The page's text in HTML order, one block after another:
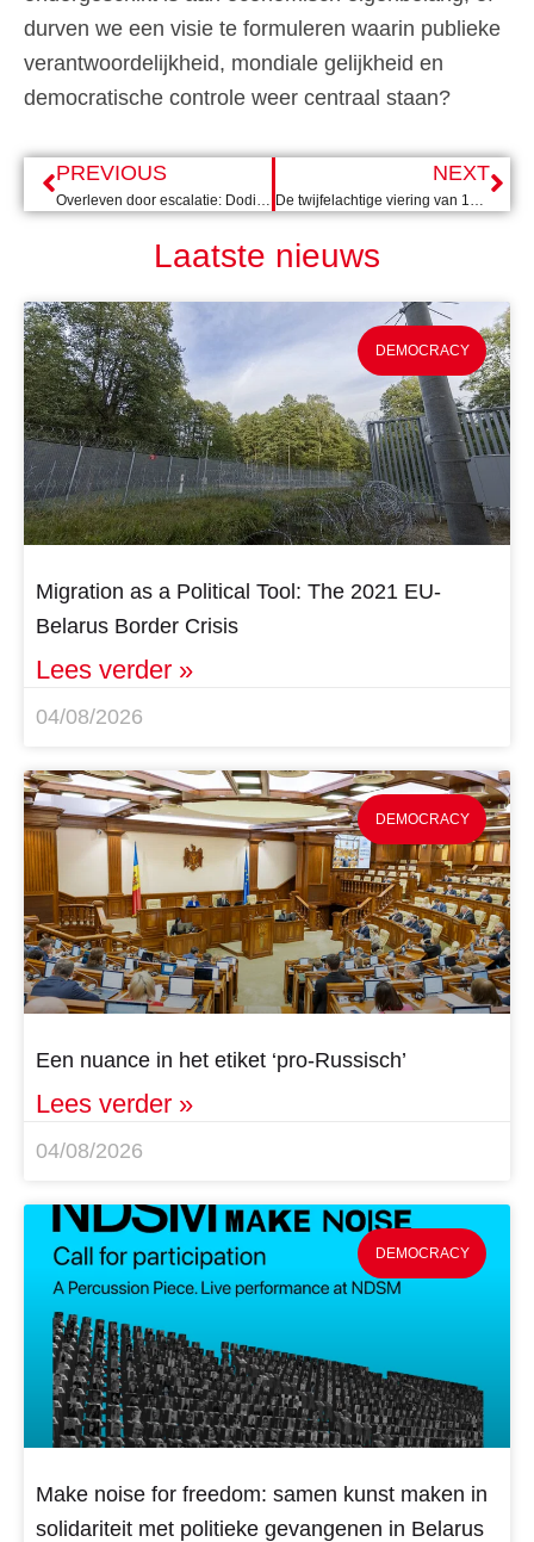
durven we een visie te formuleren waarin publieke
verantwoordelijkheid, mondiale gelijkheid en
democratische controle weer centraal staan?
PREVIOUS NEXT
Laatste nieuws
DEMOCRACY
Migration as a Political Tool: The 2021 EU-
Belarus Border Crisis
Lees verder »
04/08/2026
DEMOCRACY
Een nuance in het etiket ‘pro-Russisch’
Lees verder »
04/08/2026
DEMOCRACY
Make noise for freedom: samen kunst maken in
solidariteit met politieke gevangenen in Belarus